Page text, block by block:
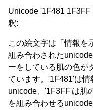
Unicode '1F481
釈:
この絵文字は「情報を
組み合わされた
ーをしている肌の色が
ています。'1F481'は
unicode、'1F3FF'は肌
を組み合わせる